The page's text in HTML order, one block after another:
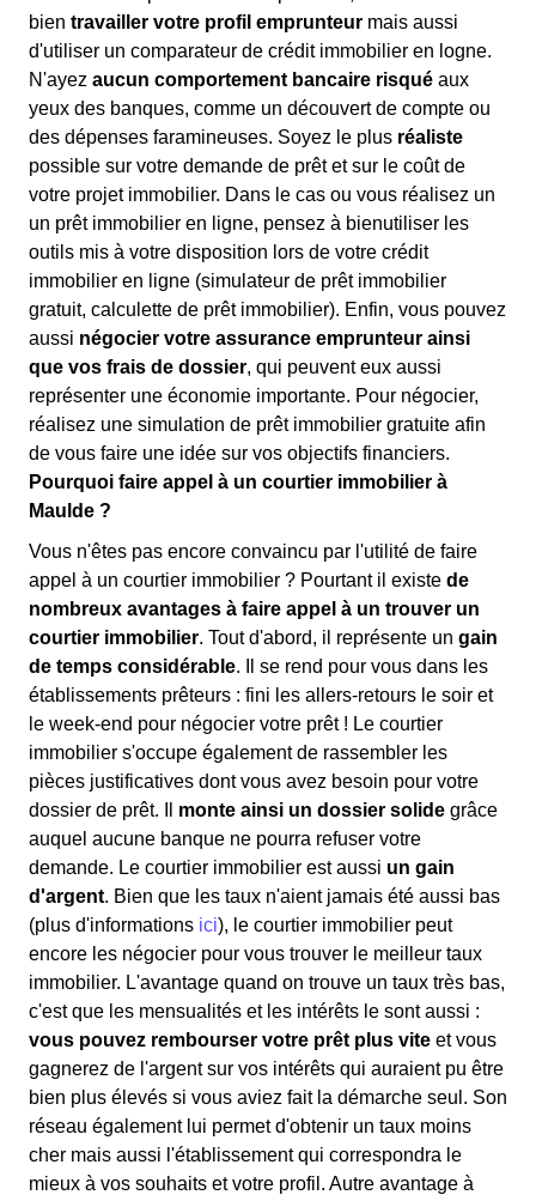
bien travailler votre profil emprunteur mais aussi
d'utiliser un comparateur de crédit immobilier en logne.
N'ayez aucun comportement bancaire risqué aux
yeux des banques, comme un découvert de compte ou
des dépenses faramineuses. Soyez le plus réaliste
possible sur votre demande de prêt et sur le coût de
votre projet immobilier. Dans le cas ou vous réalisez un
un prêt immobilier en ligne, pensez à bienutiliser les
outils mis à votre disposition lors de votre crédit
immobilier en ligne (simulateur de prêt immobilier
gratuit, calculette de prêt immobilier). Enfin, vous pouvez
aussi négocier votre assurance emprunteur ainsi
que vos frais de dossier, qui peuvent eux aussi
représenter une économie importante. Pour négocier,
réalisez une simulation de prêt immobilier gratuite afin
de vous faire une idée sur vos objectifs financiers.
Pourquoi faire appel à un courtier immobilier à
Maulde ?
Vous n'êtes pas encore convaincu par l'utilité de faire
appel à un courtier immobilier ? Pourtant il existe de
nombreux avantages à faire appel à un trouver un
courtier immobilier. Tout d'abord, il représente un gain
de temps considérable. Il se rend pour vous dans les
établissements prêteurs : fini les allers-retours le soir et
le week-end pour négocier votre prêt ! Le courtier
immobilier s'occupe également de rassembler les
pièces justificatives dont vous avez besoin pour votre
dossier de prêt. Il monte ainsi un dossier solide grâce
auquel aucune banque ne pourra refuser votre
demande. Le courtier immobilier est aussi un gain
d'argent. Bien que les taux n'aient jamais été aussi bas
(plus d'informations ici), le courtier immobilier peut
encore les négocier pour vous trouver le meilleur taux
immobilier. L'avantage quand on trouve un taux très bas,
c'est que les mensualités et les intérêts le sont aussi :
vous pouvez rembourser votre prêt plus vite et vous
gagnerez de l'argent sur vos intérêts qui auraient pu être
bien plus élevés si vous aviez fait la démarche seul. Son
réseau également lui permet d'obtenir un taux moins
cher mais aussi l'établissement qui correspondra le
mieux à vos souhaits et votre profil. Autre avantage à